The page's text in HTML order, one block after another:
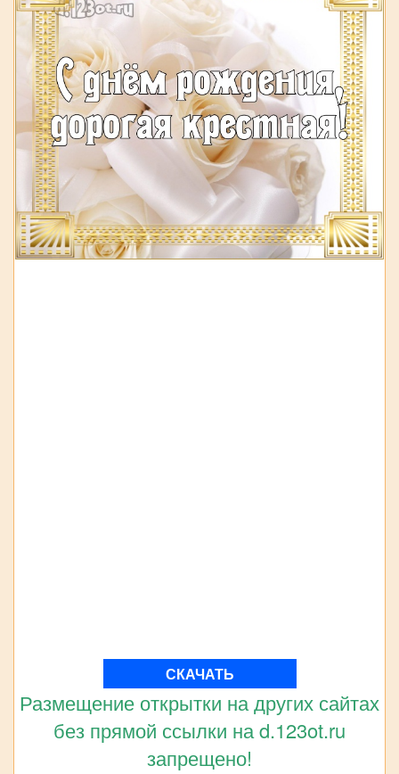
СКАЧАТЬ
Размещение открытки на других сайтах
без прямой ссылки на d.123ot.ru
запрещено!